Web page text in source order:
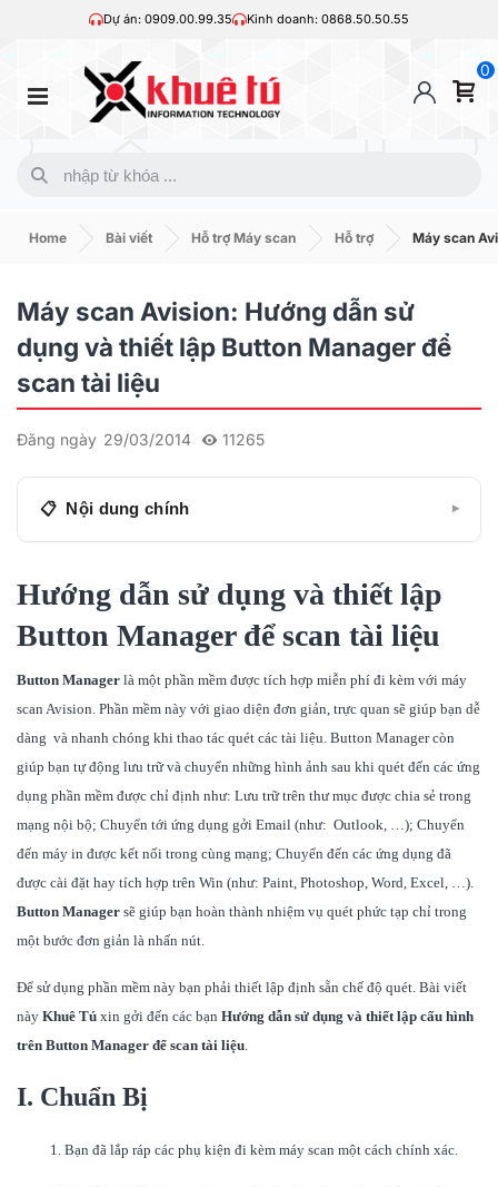
Dự án: 0909.00.99.35 Kinh doanh: 0868.50.50.55
0
Home Bài viết Hỗ trợ Máy scan Hỗ trợ Máy scan
Máy scan Avision: Hướng dẫn sử
dụng và thiết lập Button Manager để
scan tài liệu
Đăng ngày 29/03/2014 11265
Nội dung chính ▾
II. Hướng dẫn sử dụng và thiết lập Button Manager
III. Kết luận
Hướng dẫn sử dụng và thiết lập
Button Manager để scan tài liệu
Button Manager là một phần mềm được tích hợp miễn phí đi kèm với máy
scan Avision. Phần mềm này với giao diện đơn giản, trực quan sẽ giúp bạn dễ
dàng và nhanh chóng khi thao tác quét các tài liệu. Button Manager còn
giúp bạn tự động lưu trữ và chuyển những hình ảnh sau khi quét đến các ứng
dụng phần mềm được chỉ định như: Lưu trữ trên thư mục được chia sẻ trong
mạng nội bộ; Chuyển tới ứng dụng gởi Email (như: Outlook, …); Chuyển
đến máy in được kết nối trong cùng mạng; Chuyển đến các ứng dụng đã
được cài đặt hay tích hợp trên Win (như: Paint, Photoshop, Word, Excel, …).
Button Manager sẽ giúp bạn hoàn thành nhiệm vụ quét phức tạp chỉ trong
một bước đơn giản là nhấn nút.
Để sử dụng phần mềm này bạn phải thiết lập định sẵn chế độ quét. Bài viết
này Khuê Tú xin gởi đến các bạn Hướng dẫn sử dụng và thiết lập cấu hình
trên Button Manager để scan tài liệu.
I. Chuẩn Bị
1. Bạn đã lắp ráp các phụ kiện đi kèm máy scan một cách chính xác.